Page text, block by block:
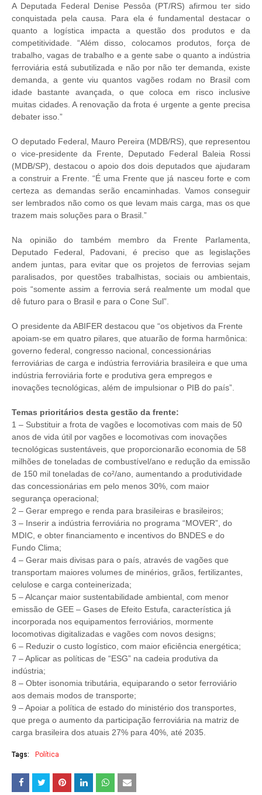
A Deputada Federal Denise Pessôa (PT/RS) afirmou ter sido
conquistada pela causa. Para ela é fundamental destacar o
quanto a logística impacta a questão dos produtos e da
competitividade. “Além disso, colocamos produtos, força de
trabalho, vagas de trabalho e a gente sabe o quanto a indústria
ferroviária está subutilizada e não por não ter demanda, existe
demanda, a gente viu quantos vagões rodam no Brasil com
idade bastante avançada, o que coloca em risco inclusive
muitas cidades. A renovação da frota é urgente a gente precisa
debater isso.”
O deputado Federal, Mauro Pereira (MDB/RS), que representou
o vice-presidente da Frente, Deputado Federal Baleia Rossi
(MDB/SP), destacou o apoio dos dois deputados que ajudaram
a construir a Frente. “É uma Frente que já nasceu forte e com
certeza as demandas serão encaminhadas. Vamos conseguir
ser lembrados não como os que levam mais carga, mas os que
trazem mais soluções para o Brasil.”
Na opinião do também membro da Frente Parlamenta,
Deputado Federal, Padovani, é preciso que as legislações
andem juntas, para evitar que os projetos de ferrovias sejam
paralisados, por questões trabalhistas, sociais ou ambientais,
pois “somente assim a ferrovia será realmente um modal que
dê futuro para o Brasil e para o Cone Sul”.
O presidente da ABIFER destacou que “os objetivos da Frente
apoiam-se em quatro pilares, que atuarão de forma harmônica:
governo federal, congresso nacional, concessionárias
ferroviárias de carga e indústria ferroviária brasileira e que uma
indústria ferroviária forte e produtiva gera empregos e
inovações tecnológicas, além de impulsionar o PIB do país”.
Temas prioritários desta gestão da frente:
1 – Substituir a frota de vagões e locomotivas com mais de 50
anos de vida útil por vagões e locomotivas com inovações
tecnológicas sustentáveis, que proporcionarão economia de 58
milhões de toneladas de combustível/ano e redução da emissão
de 150 mil toneladas de co²/ano, aumentando a produtividade
das concessionárias em pelo menos 30%, com maior
segurança operacional;
2 – Gerar emprego e renda para brasileiras e brasileiros;
3 – Inserir a indústria ferroviária no programa “MOVER”, do
MDIC, e obter financiamento e incentivos do BNDES e do
Fundo Clima;
4 – Gerar mais divisas para o país, através de vagões que
transportam maiores volumes de minérios, grãos, fertilizantes,
celulose e carga conteinerizada;
5 – Alcançar maior sustentabilidade ambiental, com menor
emissão de GEE – Gases de Efeito Estufa, característica já
incorporada nos equipamentos ferroviários, mormente
locomotivas digitalizadas e vagões com novos designs;
6 – Reduzir o custo logístico, com maior eficiência energética;
7 – Aplicar as políticas de “ESG” na cadeia produtiva da
indústria;
8 – Obter isonomia tributária, equiparando o setor ferroviário
aos demais modos de transporte;
9 – Apoiar a política de estado do ministério dos transportes,
que prega o aumento da participação ferroviária na matriz de
carga brasileira dos atuais 27% para 40%, até 2035.
Tags: Política